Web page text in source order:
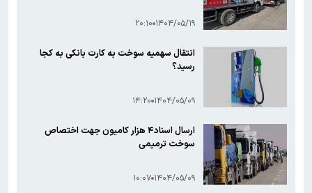
۱۴۰۴/۰۵/۱۹ ۲۰:۱۰
انتقال سهمیه سوخت به کارت بانکی به کجا
رسید؟
۱۴۰۴/۰۵/۰۹ ۱۴:۲۰
ارسال اسناد۴ هزار کامیون جهت اختصاص
سوخت ترمیمی
۱۴۰۴/۰۵/۰۹ ۱۰:۰۷